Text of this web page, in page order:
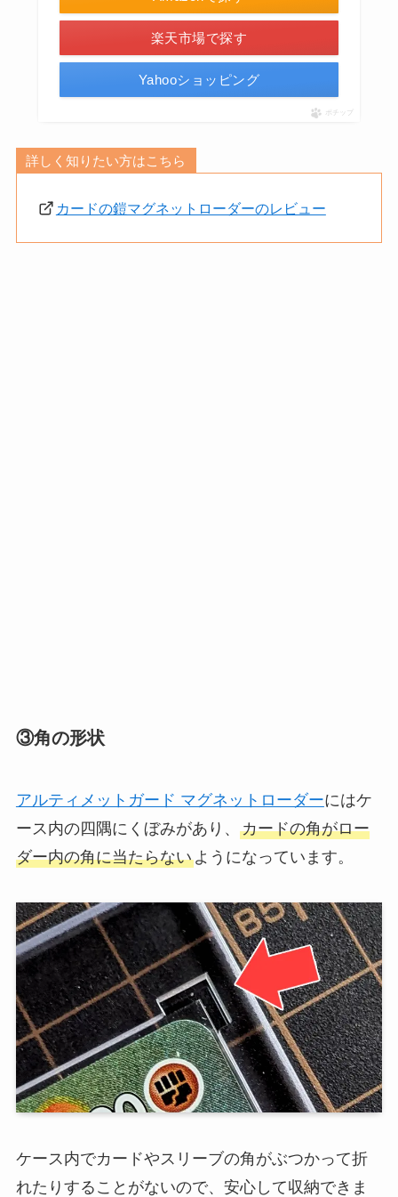
楽天市場で探す
Yahooショッピング
ポチップ
詳しく知りたい方はこちら
カードの鎧マグネットローダーのレビュー
③角の形状
アルティメットガード マグネットローダーにはケ
ース内の四隅にくぼみがあり、 カードの角がロー
ダー内の角に当たらないようになっています。
ケース内でカードやスリーブの角がぶつかって折
れたりすることがないので、安心して収納できま